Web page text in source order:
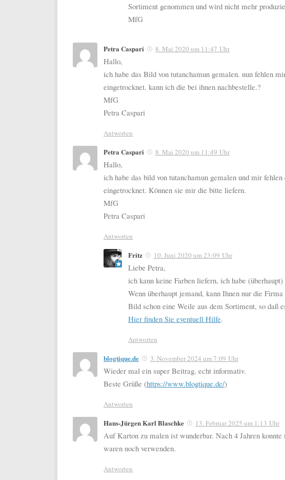
Sortiment genommen und wird nicht mehr
MfG
Petra Caspari 8. Mai 2020 um 11:47 Uhr
Hallo,
ich habe das Bild von tutanchamun gemalen. nun fehlen
eingetrocknet. kann ich die bei ihnen nachbestelle.?
MfG
Petra Caspari
Antworten
Petra Caspari 8. Mai 2020 um 11:49 Uhr
Hallo,
ich habe das bild von tutanchamun gemalen und mir
eingetrocknet. Können sie mir die bitte liefern.
MfG
Petra Caspari
Antworten
Fritz 10. Juni 2020 um 23:09 Uhr
Liebe Petra,
ich kann keine Farben liefern, ich habe
Wenn überhaupt jemand, kann Ihnen nur die
Bild schon eine Weile aus dem Sortiment, so daß
Hier finden Sie eventuell Hilfe.
Antworten
blogtique.de 3. November 2024 um 7:09 Uhr
Wieder mal ein super Beitrag, echt informativ.
Beste Grüße (https://www.blogtique.de/)
Antworten
Hans-Jürgen Karl Blaschke 13. Februar 2025 um 1:13 Uhr
Auf Karton zu malen ist wunderbar. Nach 4 Jahren
waren noch verwenden.
Antworten